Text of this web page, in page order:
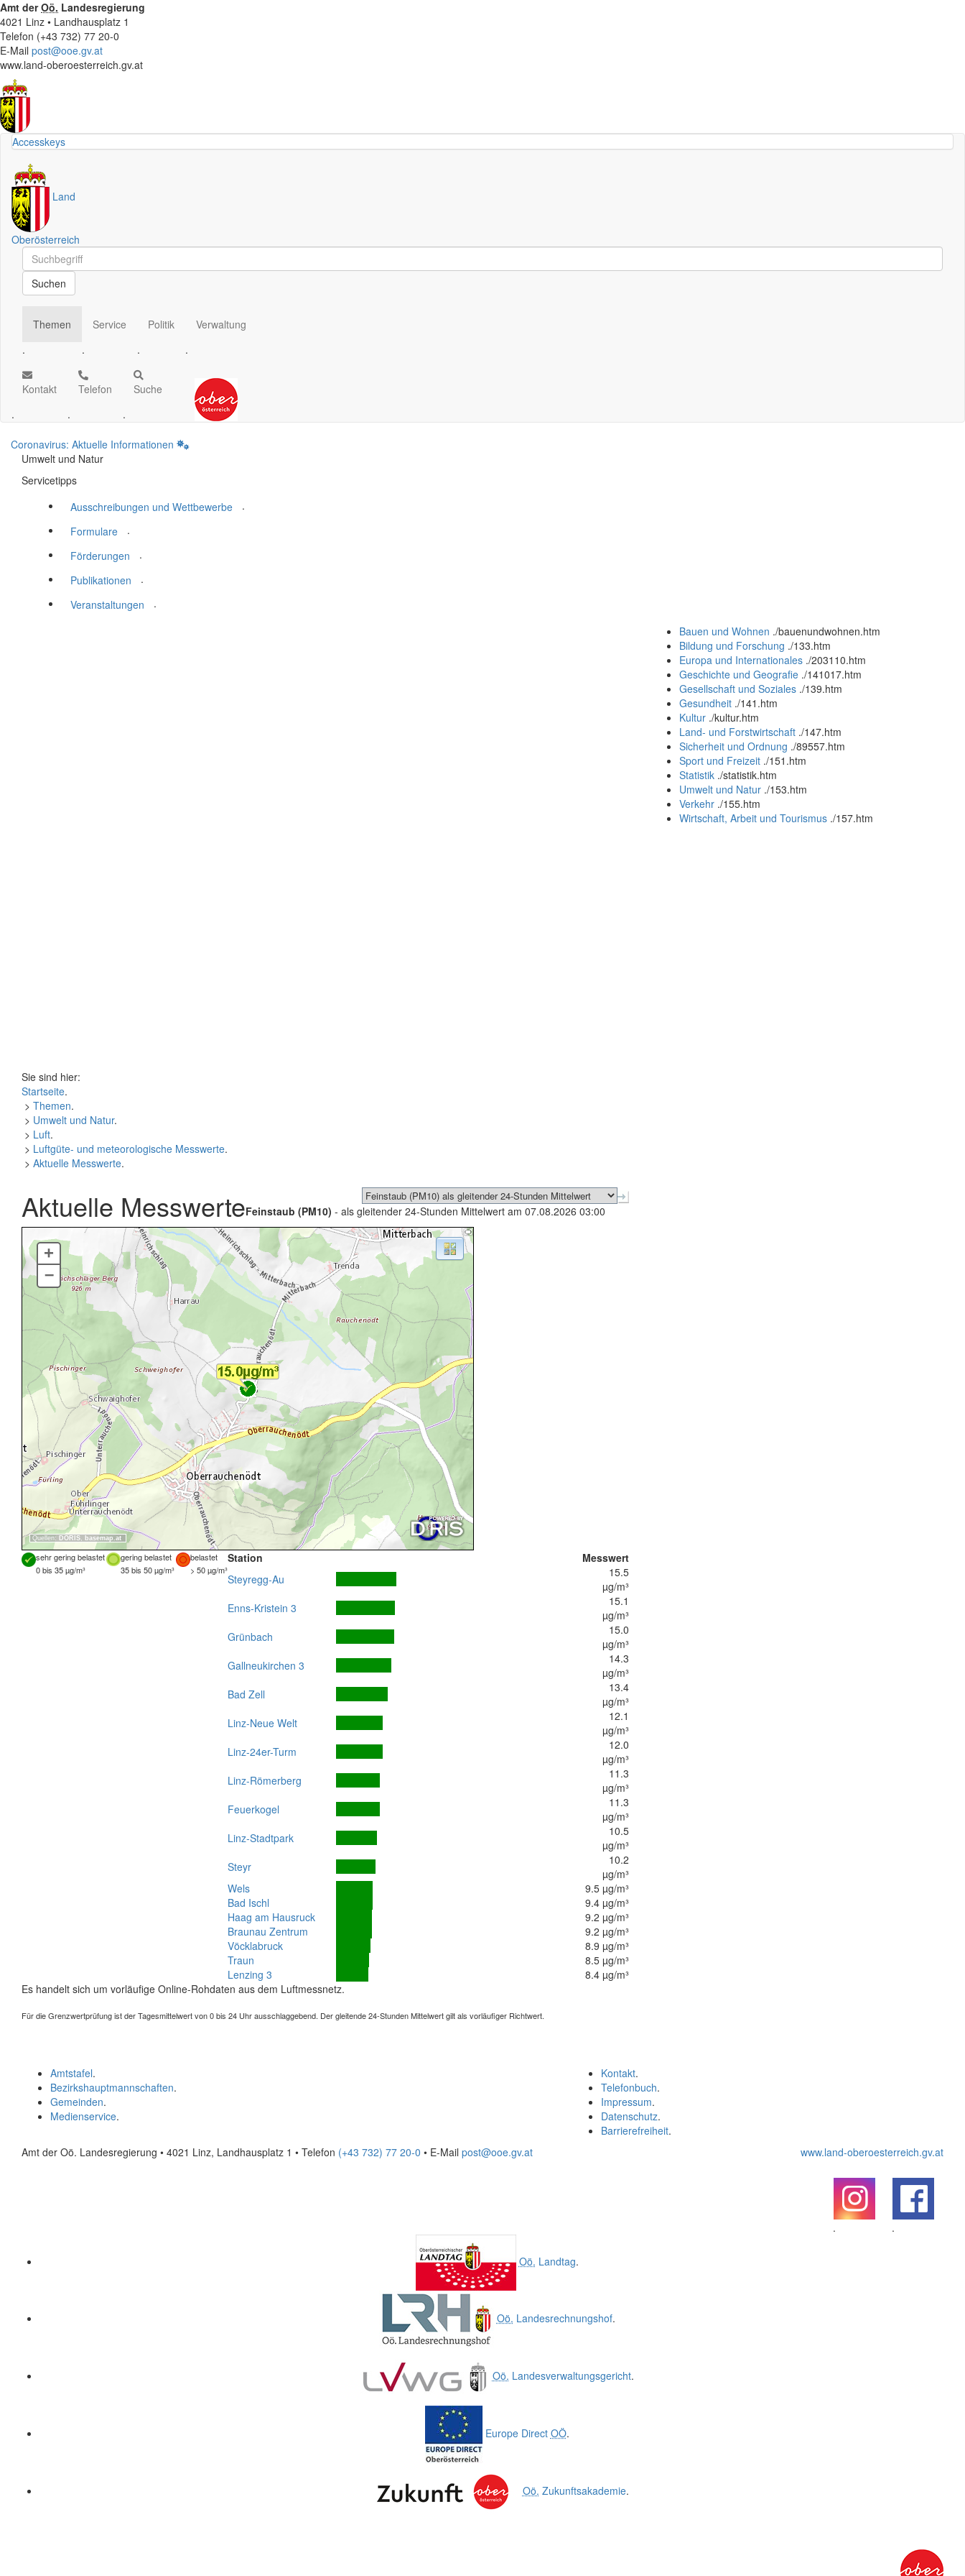
Amt derOö. Landesregierung
4021 Linz • Landhausplatz 1
Telefon (+43 732) 77 20-0
E-Mail post@ooe.gv.at
www.land-oberoesterreich.gv.at
Accesskeys
Land
Oberösterreich
Schnellsuche
Schnellsuche
Suchen
Themen
.
Service
.
Politik
.
Verwaltung
.
Kontakt
.
Telefon
.
Suche
.
Coronavirus: Aktuelle Informationen
Umwelt und Natur
Servicetipps
Ausschreibungen und Wettbewerbe
.
Formulare
.
Förderungen
.
Publikationen
.
Veranstaltungen
.
Bauen und Wohnen ./bauenundwohnen.htm
Bildung und Forschung ./133.htm
Europa und Internationales ./203110.htm
Geschichte und Geografie ./141017.htm
Gesellschaft und Soziales ./139.htm
Gesundheit ./141.htm
Kultur ./kultur.htm
Land- und Forstwirtschaft ./147.htm
Sicherheit und Ordnung ./89557.htm
Sport und Freizeit ./151.htm
Statistik ./statistik.htm
Umwelt und Natur ./153.htm
Verkehr ./155.htm
Wirtschaft, Arbeit und Tourismus ./157.htm
Sie sind hier:
Startseite.
> Themen.
> Umwelt und Natur.
> Luft.
> Luftgüte- und meteorologische Messwerte.
> Aktuelle Messwerte.
Aktuelle MesswerteFeinstaub (PM10) - als gleitender 24-Stunden Mittelwert am 07.08.2026 03:00
Quellen: DORIS, basemap.at
+
–
sehr gering belastet gering belastet
belastet
0 bis 35 µg/m³
35 bis 50 µg/m³ > 50 µg/m³
Station
Messwert
Steyregg-Au
15.5
µg/m³
Enns-Kristein 3
15.1
µg/m³
Grünbach
15.0
µg/m³
Gallneukirchen 3
14.3
µg/m³
Bad Zell
13.4
µg/m³
Linz-Neue Welt
12.1
µg/m³
Linz-24er-Turm
12.0
µg/m³
Linz-Römerberg
11.3
µg/m³
Feuerkogel
11.3
µg/m³
Linz-Stadtpark
10.5
µg/m³
Steyr
10.2
µg/m³
Wels
9.5 µg/m³
Bad Ischl
9.4 µg/m³
Haag am Hausruck
9.2 µg/m³
Braunau Zentrum
9.2 µg/m³
Vöcklabruck
8.9 µg/m³
Traun
8.5 µg/m³
Lenzing 3
8.4 µg/m³
Es handelt sich um vorläufige Online-Rohdaten aus dem Luftmessnetz.
Für die Grenzwertprüfung ist der Tagesmittelwert von 0 bis 24 Uhr ausschlaggebend. Der gleitende 24-Stunden Mittelwert gilt als vorläufiger Richtwert.
Kontakt.
Telefonbuch.
Impressum.
Datenschutz.
Barrierefreiheit.
Amtstafel.
Bezirkshauptmannschaften.
Gemeinden.
Medienservice.
Amt der Oö. Landesregierung • 4021 Linz, Landhausplatz 1 • Telefon (+43 732) 77 20-0 • E-Mail post@ooe.gv.at www.land-oberoesterreich.gv.at
.
.
Oö. Landtag.
Oö. Landesrechnungshof.
Oö. Landesverwaltungsgericht.
Europe Direct OÖ.
Oö. Zukunftsakademie.